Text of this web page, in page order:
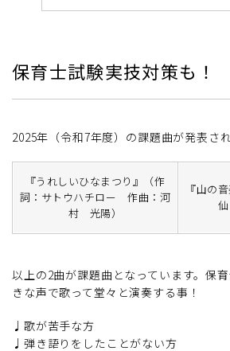
保育士試験実技対策も！
2025年（令和7年度）の課題曲が発表さ
『うれしいひなまつり』（作
詞：サトウハチロー 作曲：河
村 光陽）
『山の
以上の2曲が課題曲となっています。保
きな声で歌って堂々と演奏する事！
♩歌が苦手な方
♩弾き語りをしたことがない方